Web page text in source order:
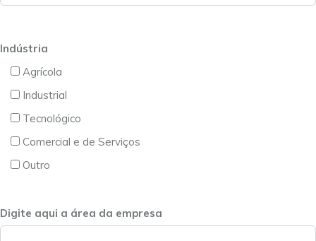
Indústria
Agrícola
Industrial
Tecnológico
Comercial e de Serviços
Outro
Digite aqui a área da empresa